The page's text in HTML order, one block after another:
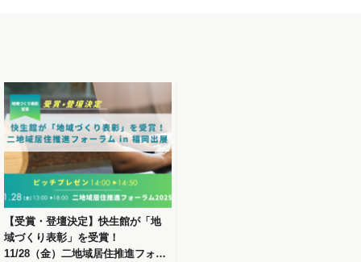
【受賞・登壇決定】快生館が「地
域づくり表彰」を受賞！
11/28（金）二地域居住推進フォー